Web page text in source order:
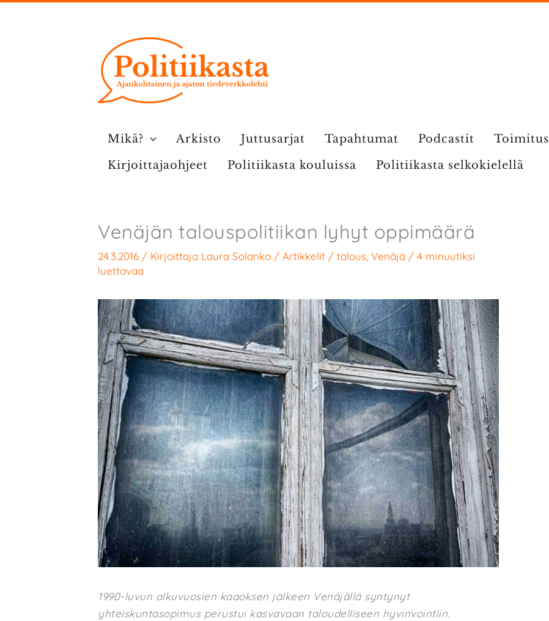
Mikä? Arkisto Juttusarjat Tapahtumat Podcastit Toimitus
Kirjoittajaohjeet
Politiikasta kouluissa Politiikasta selkokielellä
Venäjän talouspolitiikan lyhyt oppimäärä
24.3.2016 / Kirjoittaja Laura Solanko / Artikkelit / talous Venäjä / 4 minuutiksi
luettavaa
1990-luvun alkuvuosien kaaoksen jälkeen Venäjällä syntynyt
yhteiskuntasopimus perustui kasvavaan taloudelliseen hyvinvointiin.